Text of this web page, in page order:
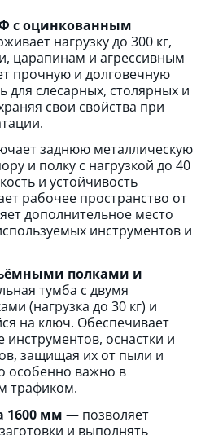
с оцинкованным
нагрузку до 300 кг,
царапинам и агрессивным
прочную и долговечную
для слесарных, столярных и
свои свойства при
заднюю металлическую
и полку с нагрузкой до 40
и устойчивость
рабочее пространство от
дополнительное место
инструментов и
полками и
тумба с двумя
(нагрузка до 30 кг) и
на ключ. Обеспечивает
инструментов, оснастки и
защищая их от пыли и
особенно важно в
трафиком.
1600 мм — позволяет
и выполнять